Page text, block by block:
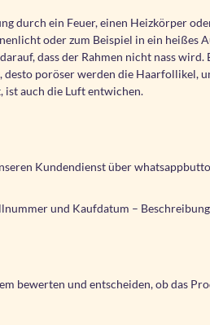
durch ein Feuer, einen Heizkörper
oder zum Beispiel in ein heißes
dass der Rahmen nicht nass wird.
desto poröser werden die Haarfollikel,
ist auch die Luft entwichen.
Kundendienst über
und Kaufdatum –
bewerten und entscheiden, ob das